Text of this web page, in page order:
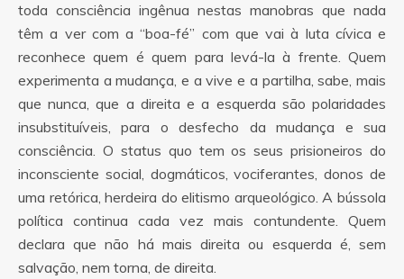
toda consciência ingênua nestas manobras que nada
têm a ver com a “boa-fé” com que vai à luta cívica e
reconhece quem é quem para levá-la à frente. Quem
experimenta a mudança, e a vive e a partilha, sabe, mais
que nunca, que a direita e a esquerda são polaridades
insubstituíveis, para o desfecho da mudança e sua
consciência. O status quo tem os seus prisioneiros do
inconsciente social, dogmáticos, vociferantes, donos de
uma retórica, herdeira do elitismo arqueológico. A bússola
política continua cada vez mais contundente. Quem
declara que não há mais direita ou esquerda é, sem
salvação, nem torna, de direita.